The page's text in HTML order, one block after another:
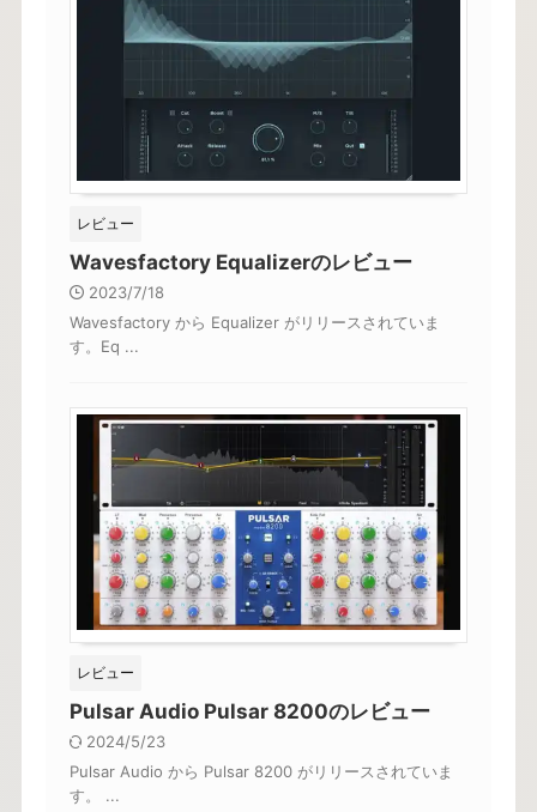
レビュー
Wavesfactory Equalizerのレビュー
2023/7/18
Wavesfactory から Equalizer がリリースされていま
す。Eq ...
レビュー
Pulsar Audio Pulsar 8200のレビュー
2024/5/23
Pulsar Audio から Pulsar 8200 がリリースされていま
す。 ...